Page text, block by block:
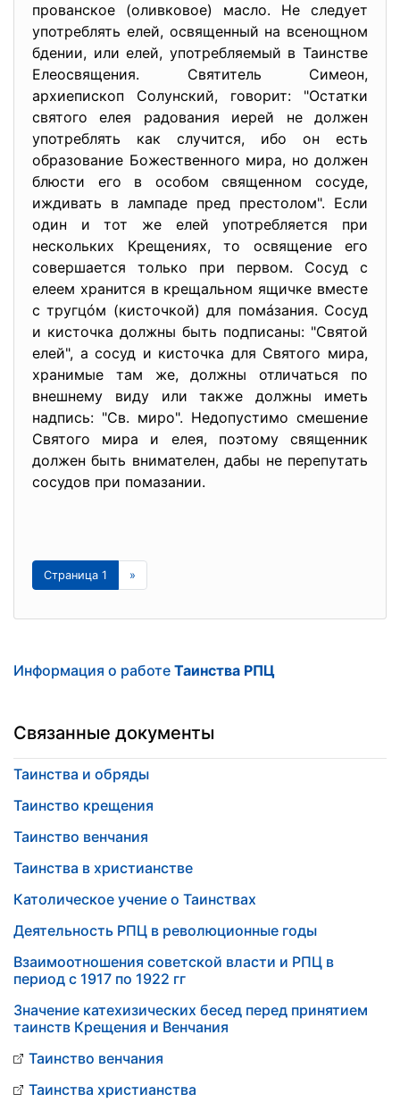
прованское (оливковое) масло. Не следует
употреблять елей, освященный на всенощном
бдении, или елей, употребляемый в Таинстве
Елеосвящения. Святитель Симеон,
архиепископ Солунский, говорит: "Остатки
святого елея радования иерей не должен
употреблять как случится, ибо он есть
образование Божественного мира, но должен
блюсти его в особом священном сосуде,
иждивать в лампаде пред престолом". Если
один и тот же елей употребляется при
нескольких Крещениях, то освящение его
совершается только при первом. Сосуд с
елеем хранится в крещальном ящичке вместе
с тругцóм (кисточкой) для помáзания. Сосуд
и кисточка должны быть подписаны: "Святой
елей", а сосуд и кисточка для Святого мира,
хранимые там же, должны отличаться по
внешнему виду или также должны иметь
надпись: "Св. миро". Недопустимо смешение
Святого мира и елея, поэтому священник
должен быть внимателен, дабы не перепутать
сосудов при помазании.
Страница 1 »
Информация о работе Таинства РПЦ
Связанные документы
Таинства и обряды
Таинство крещения
Таинство венчания
Таинства в христианстве
Католическое учение о Таинствах
Деятельность РПЦ в революционные годы
Взаимоотношения советской власти и РПЦ в
период с 1917 по 1922 гг
Значение катехизических бесед перед принятием
таинств Крещения и Венчания
Таинство венчания
Таинства христианства